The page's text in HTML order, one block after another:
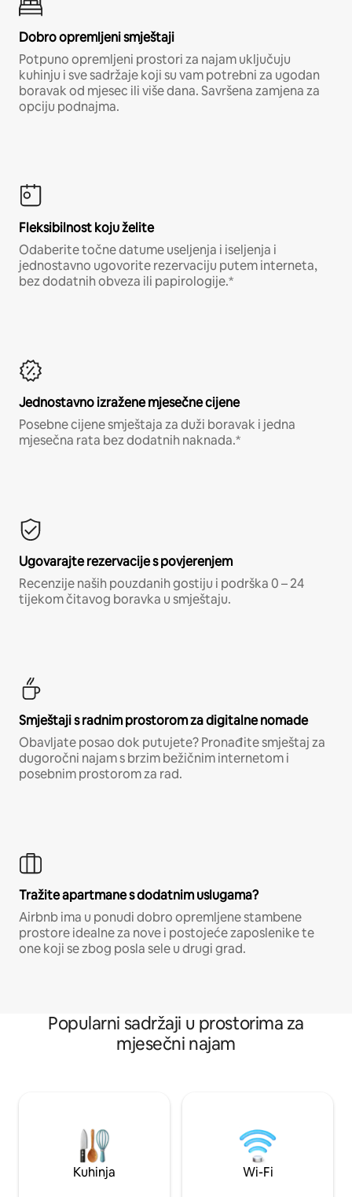
Dobro opremljeni smještaji
Potpuno opremljeni prostori za najam uključuju
kuhinju i sve sadržaje koji su vam potrebni za ugodan
boravak od mjesec ili više dana. Savršena zamjena za
opciju podnajma.
Fleksibilnost koju želite
Odaberite točne datume useljenja i iseljenja i
jednostavno ugovorite rezervaciju putem interneta,
bez dodatnih obveza ili papirologije.*
Jednostavno izražene mjesečne cijene
Posebne cijene smještaja za duži boravak i jedna
mjesečna rata bez dodatnih naknada.*
Ugovarajte rezervacije s povjerenjem
Recenzije naših pouzdanih gostiju i podrška 0 – 24
tijekom čitavog boravka u smještaju.
Smještaji s radnim prostorom za digitalne nomade
Obavljate posao dok putujete? Pronađite smještaj za
dugoročni najam s brzim bežičnim internetom i
posebnim prostorom za rad.
Tražite apartmane s dodatnim uslugama?
Airbnb ima u ponudi dobro opremljene stambene
prostore idealne za nove i postojeće zaposlenike te
one koji se zbog posla sele u drugi grad.
Popularni sadržaji u prostorima za
mjesečni najam
Kuhinja Wi-Fi